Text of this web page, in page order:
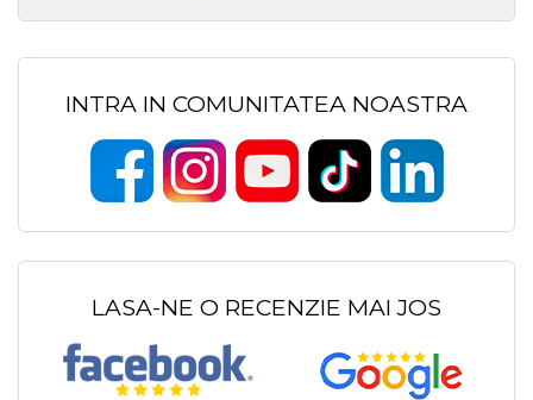
INTRA IN COMUNITATEA NOASTRA
LASA-NE O RECENZIE MAI JOS